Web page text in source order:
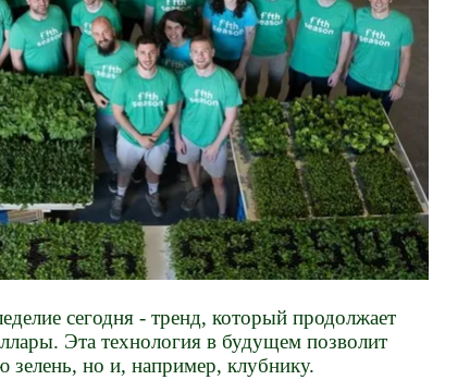
сегодня - тренд, который продолжает
Эта технология в будущем позволит
зелень, но и, например, клубнику.